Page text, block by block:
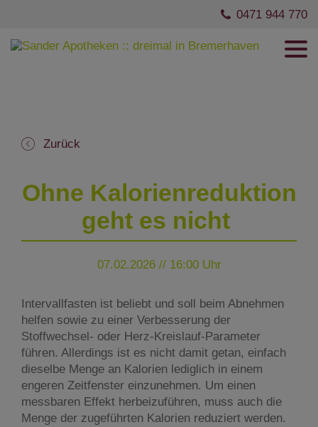
0471 944 770
Zurück
Ohne Kalorienreduktion
geht es nicht
07.02.2026 // 16:00 Uhr
Intervallfasten ist beliebt und soll beim Abnehmen
helfen sowie zu einer Verbesserung der
Stoffwechsel- oder Herz-Kreislauf-Parameter
führen. Allerdings ist es nicht damit getan, einfach
dieselbe Menge an Kalorien lediglich in einem
engeren Zeitfenster einzunehmen. Um einen
messbaren Effekt herbeizuführen, muss auch die
Menge der zugeführten Kalorien reduziert werden.